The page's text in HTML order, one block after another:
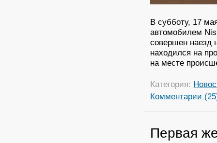
В субботу, 17
автомобилем
совершен наезд
находился на
на месте
Категория:
Комментарии
Первая